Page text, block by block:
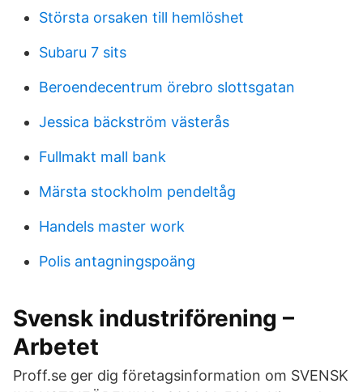
Största orsaken till hemlöshet
Subaru 7 sits
Beroendecentrum örebro slottsgatan
Jessica bäckström västerås
Fullmakt mall bank
Märsta stockholm pendeltåg
Handels master work
Polis antagningspoäng
Svensk industriförening –
Arbetet
Proff.se ger dig företagsinformation om SVENSK